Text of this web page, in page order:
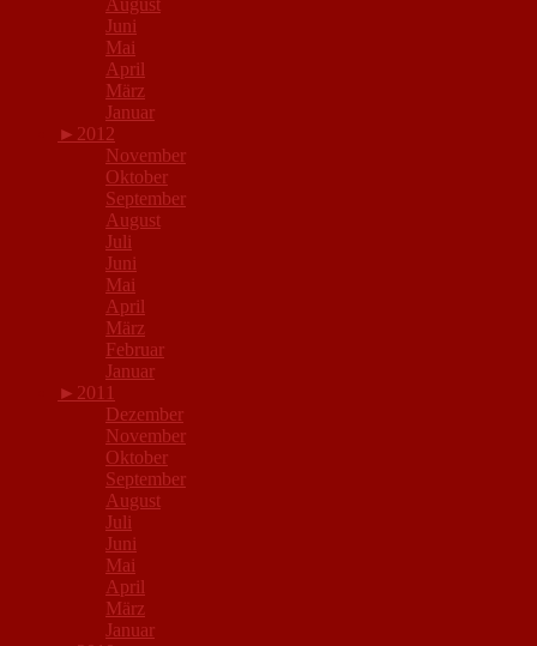
August
Juni
Mai
April
März
Januar
► 2012
November
Oktober
September
August
Juli
Juni
Mai
April
März
Februar
Januar
► 2011
Dezember
November
Oktober
September
August
Juli
Juni
Mai
April
März
Januar